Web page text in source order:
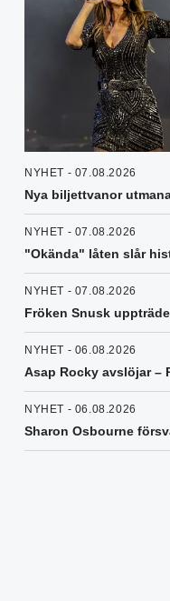
NYHET - 07.08.2026
Nya biljettvanor
NYHET - 07.08.2026
"Okända" låten slår
NYHET - 07.08.2026
Fröken Snusk
NYHET - 06.08.2026
Asap Rocky avslöjar –
NYHET - 06.08.2026
Sharon Osbourne